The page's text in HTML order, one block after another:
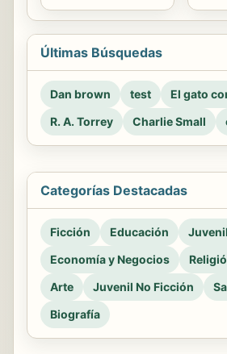
Últimas Búsquedas
Dan brown test
El gato
R. A. Torrey
Charlie Small
Categorías Destacadas
Ficción Educación
Economía y Negocios
Arte
Juvenil No Ficción
Biografía